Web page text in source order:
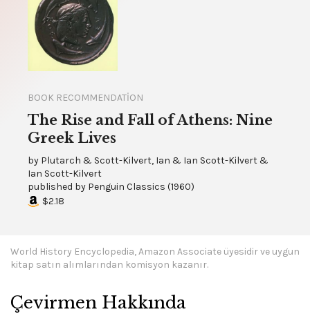
BOOK RECOMMENDATION
The Rise and Fall of Athens: Nine
Greek Lives
by Plutarch & Scott-Kilvert, Ian & Ian Scott-Kilvert &
Ian Scott-Kilvert
published by Penguin Classics (1960)
$2.18
World History Encyclopedia, Amazon Associate üyesidir ve uygun
kitap satın alımlarından komisyon kazanır.
Çevirmen Hakkında